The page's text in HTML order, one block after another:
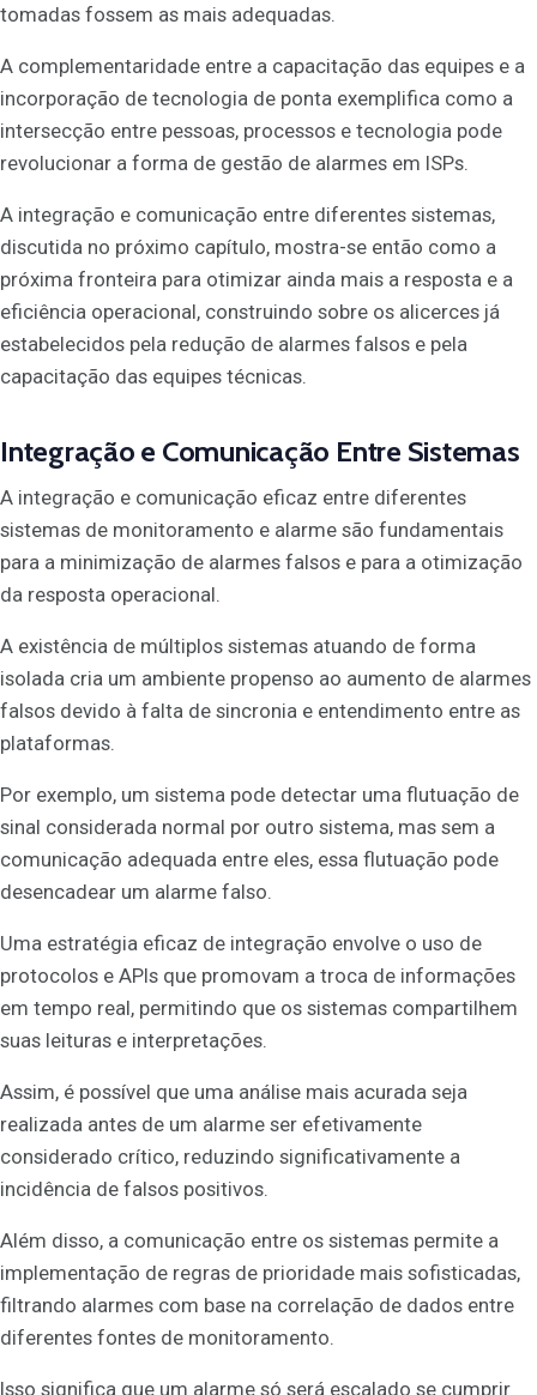
tomadas fossem as mais adequadas.
A complementaridade entre a capacitação das equipes e a
incorporação de tecnologia de ponta exemplifica como a
intersecção entre pessoas, processos e tecnologia pode
revolucionar a forma de gestão de alarmes em ISPs.
A integração e comunicação entre diferentes sistemas,
discutida no próximo capítulo, mostra-se então como a
próxima fronteira para otimizar ainda mais a resposta e a
eficiência operacional, construindo sobre os alicerces já
estabelecidos pela redução de alarmes falsos e pela
capacitação das equipes técnicas.
Integração e Comunicação Entre Sistemas
A integração e comunicação eficaz entre diferentes
sistemas de monitoramento e alarme são fundamentais
para a minimização de alarmes falsos e para a otimização
da resposta operacional.
A existência de múltiplos sistemas atuando de forma
isolada cria um ambiente propenso ao aumento de alarmes
falsos devido à falta de sincronia e entendimento entre as
plataformas.
Por exemplo, um sistema pode detectar uma flutuação de
sinal considerada normal por outro sistema, mas sem a
comunicação adequada entre eles, essa flutuação pode
desencadear um alarme falso.
Uma estratégia eficaz de integração envolve o uso de
protocolos e APIs que promovam a troca de informações
em tempo real, permitindo que os sistemas compartilhem
suas leituras e interpretações.
Assim, é possível que uma análise mais acurada seja
realizada antes de um alarme ser efetivamente
considerado crítico, reduzindo significativamente a
incidência de falsos positivos.
Além disso, a comunicação entre os sistemas permite a
implementação de regras de prioridade mais sofisticadas,
filtrando alarmes com base na correlação de dados entre
diferentes fontes de monitoramento.
Isso significa que um alarme só será escalado se cumprir